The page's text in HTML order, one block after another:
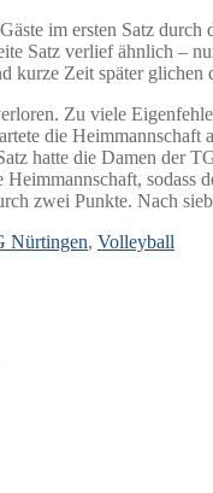
im ersten Satz
Satz verlief ähnlich –
Zeit später glichen
Zu viele
die
hatte die Damen der
zwei Punkte. Nach
Nürtingen, Volleyball